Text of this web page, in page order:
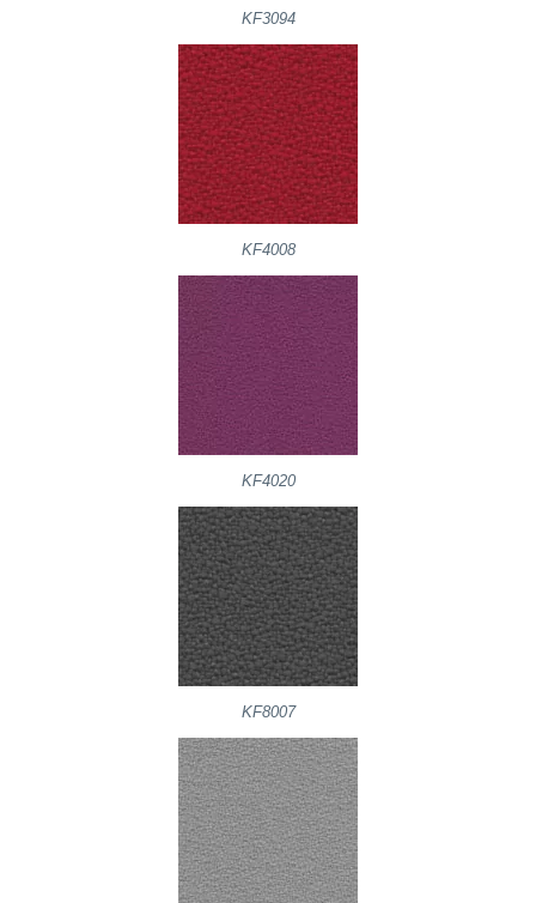
KF3094
KF4008
KF4020
KF8007